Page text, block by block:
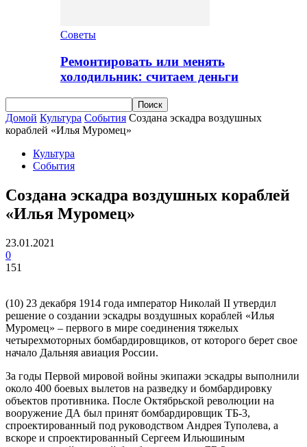
Советы
Ремонтировать или менять
холодильник: считаем деньги
Домой Культура События Создана эскадра воздушных
кораблей «Илья Муромец»
Культура
События
Создана эскадра воздушных кораблей
«Илья Муромец»
23.01.2021
0
151
(10) 23 декабря 1914 года император Николай II утвердил
решение о создании эскадры воздушных кораблей «Илья
Муромец» – первого в мире соединения тяжелых
четырехмоторных бомбардировщиков, от которого берет свое
начало Дальняя авиация России.
За годы Первой мировой войны экипажи эскадры выполнили
около 400 боевых вылетов на разведку и бомбардировку
объектов противника. После Октябрьской революции на
вооружение ДА был принят бомбардировщик ТБ-3,
спроектированный под руководством Андрея Туполева, а
вскоре и спроектированный Сергеем Ильюшиным